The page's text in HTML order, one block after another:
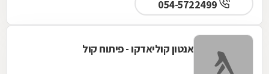
אנטון קוליאדקו - פיתוח קול